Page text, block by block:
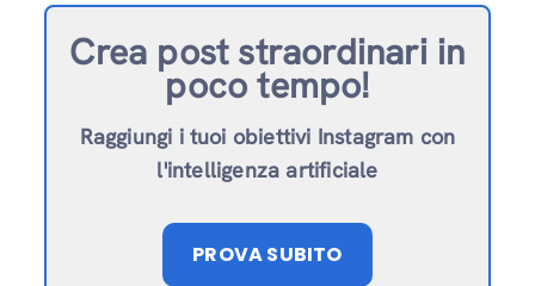
Crea post straordinari in
poco tempo!
Raggiungi i tuoi obiettivi Instagram con
l'intelligenza artificiale
PROVA SUBITO